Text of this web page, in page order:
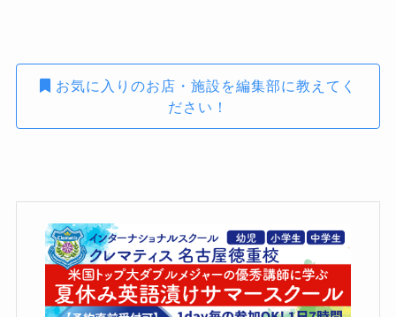
お気に入りのお店・施設を編集部に教えてく
ださい！